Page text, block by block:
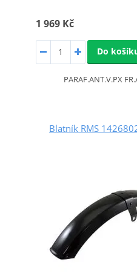
1 969 Kč
Do
PARAF.ANT.V.PX
Blatník RMS